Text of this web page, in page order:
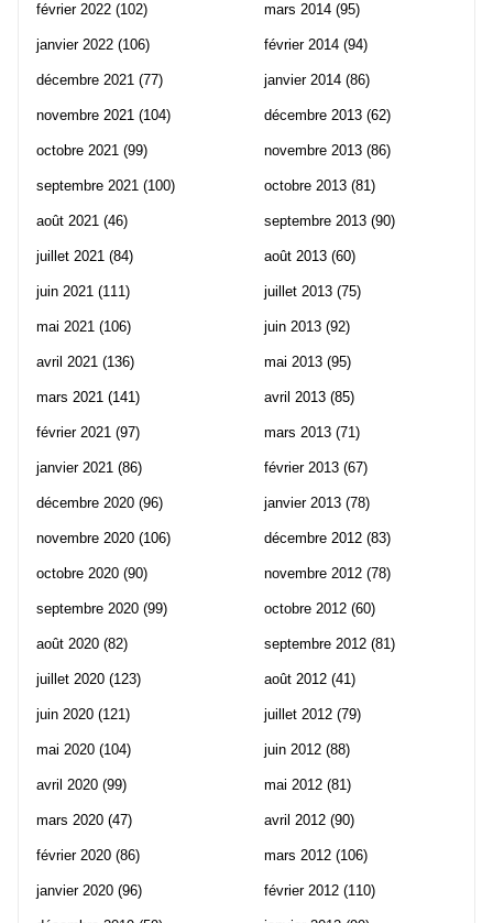
février 2022 (102)
janvier 2022 (106)
décembre 2021 (77)
novembre 2021 (104)
octobre 2021 (99)
septembre 2021 (100)
août 2021 (46)
juillet 2021 (84)
juin 2021 (111)
mai 2021 (106)
avril 2021 (136)
mars 2021 (141)
février 2021 (97)
janvier 2021 (86)
décembre 2020 (96)
novembre 2020 (106)
octobre 2020 (90)
septembre 2020 (99)
août 2020 (82)
juillet 2020 (123)
juin 2020 (121)
mai 2020 (104)
avril 2020 (99)
mars 2020 (47)
février 2020 (86)
janvier 2020 (96)
mars 2014 (95)
février 2014 (94)
janvier 2014 (86)
décembre 2013 (62)
novembre 2013 (86)
octobre 2013 (81)
septembre 2013 (90)
août 2013 (60)
juillet 2013 (75)
juin 2013 (92)
mai 2013 (95)
avril 2013 (85)
mars 2013 (71)
février 2013 (67)
janvier 2013 (78)
décembre 2012 (83)
novembre 2012 (78)
octobre 2012 (60)
septembre 2012 (81)
août 2012 (41)
juillet 2012 (79)
juin 2012 (88)
mai 2012 (81)
avril 2012 (90)
mars 2012 (106)
février 2012 (110)